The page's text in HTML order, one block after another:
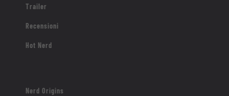
Trailer
Recensioni
Hot Nerd
Nerd Origins